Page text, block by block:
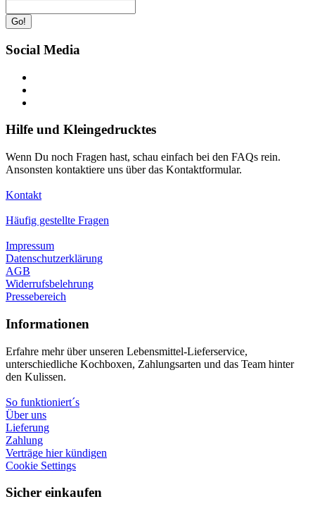
Go!
Social Media
Hilfe und Kleingedrucktes
Wenn Du noch Fragen hast, schau einfach bei den FAQs rein.
Ansonsten kontaktiere uns über das Kontaktformular.
Kontakt
Häufig gestellte Fragen
Impressum
Datenschutzerklärung
AGB
Widerrufsbelehrung
Pressebereich
Informationen
Erfahre mehr über unseren Lebensmittel-Lieferservice,
unterschiedliche Kochboxen, Zahlungsarten und das Team hinter
den Kulissen.
So funktioniert´s
Über uns
Lieferung
Zahlung
Verträge hier kündigen
Cookie Settings
Sicher einkaufen